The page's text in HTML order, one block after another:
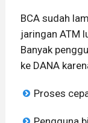
BCA sudah
jaringan ATM
Banyak
ke DANA
Proses